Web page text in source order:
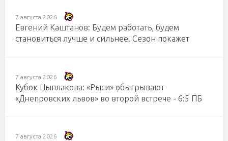
7 августа 2026
Евгений Каштанов: Будем работать, будем
становиться лучше и сильнее. Сезон покажет
7 августа 2026
Кубок Цыплакова: «Рыси» обыгрывают
«Днепровских львов» во второй встрече - 6:5 ПБ
7 августа 2026